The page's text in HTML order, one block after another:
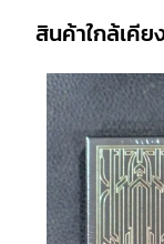
สินค้าใกล้เคีย